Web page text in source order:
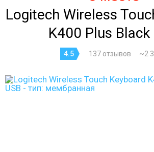
Logitech Wireless
K400 Plus Black
4.5 137 отзывов ~2